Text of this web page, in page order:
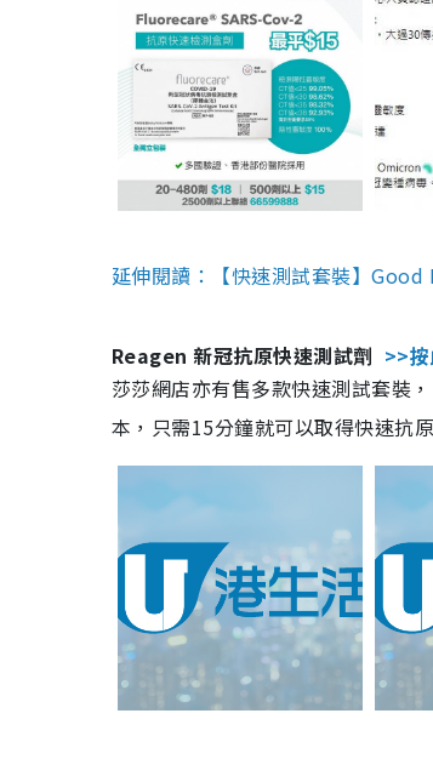
延伸閱讀：【快速測試套裝】
Reagen 新冠抗原快速測試劑 >>
莎莎網店亦有售多款快速測試套裝
本，只需15分鐘就可以取得快速抗